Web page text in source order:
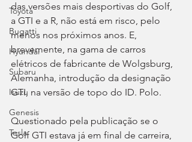
Toyota
Bugatti
Hyundai
Subaru
Isuzu
Genesis
Tesla
das versões mais desportivas do Golf,
a GTI e a R, não está em risco, pelo
menos nos próximos anos. E,
brevemente, na gama de carros
elétricos de fabricante de Wolgsburg,
Alemanha, introdução da designação
GTI, na versão de topo do ID. Polo.
Questionado pela publicação se o
Golf GTI estava já em final de carreira,